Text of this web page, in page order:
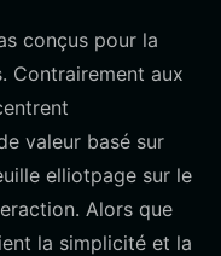
conçus pour la
Contrairement aux
valeur basé sur
elliotpage sur le
Alors que
la simplicité et la